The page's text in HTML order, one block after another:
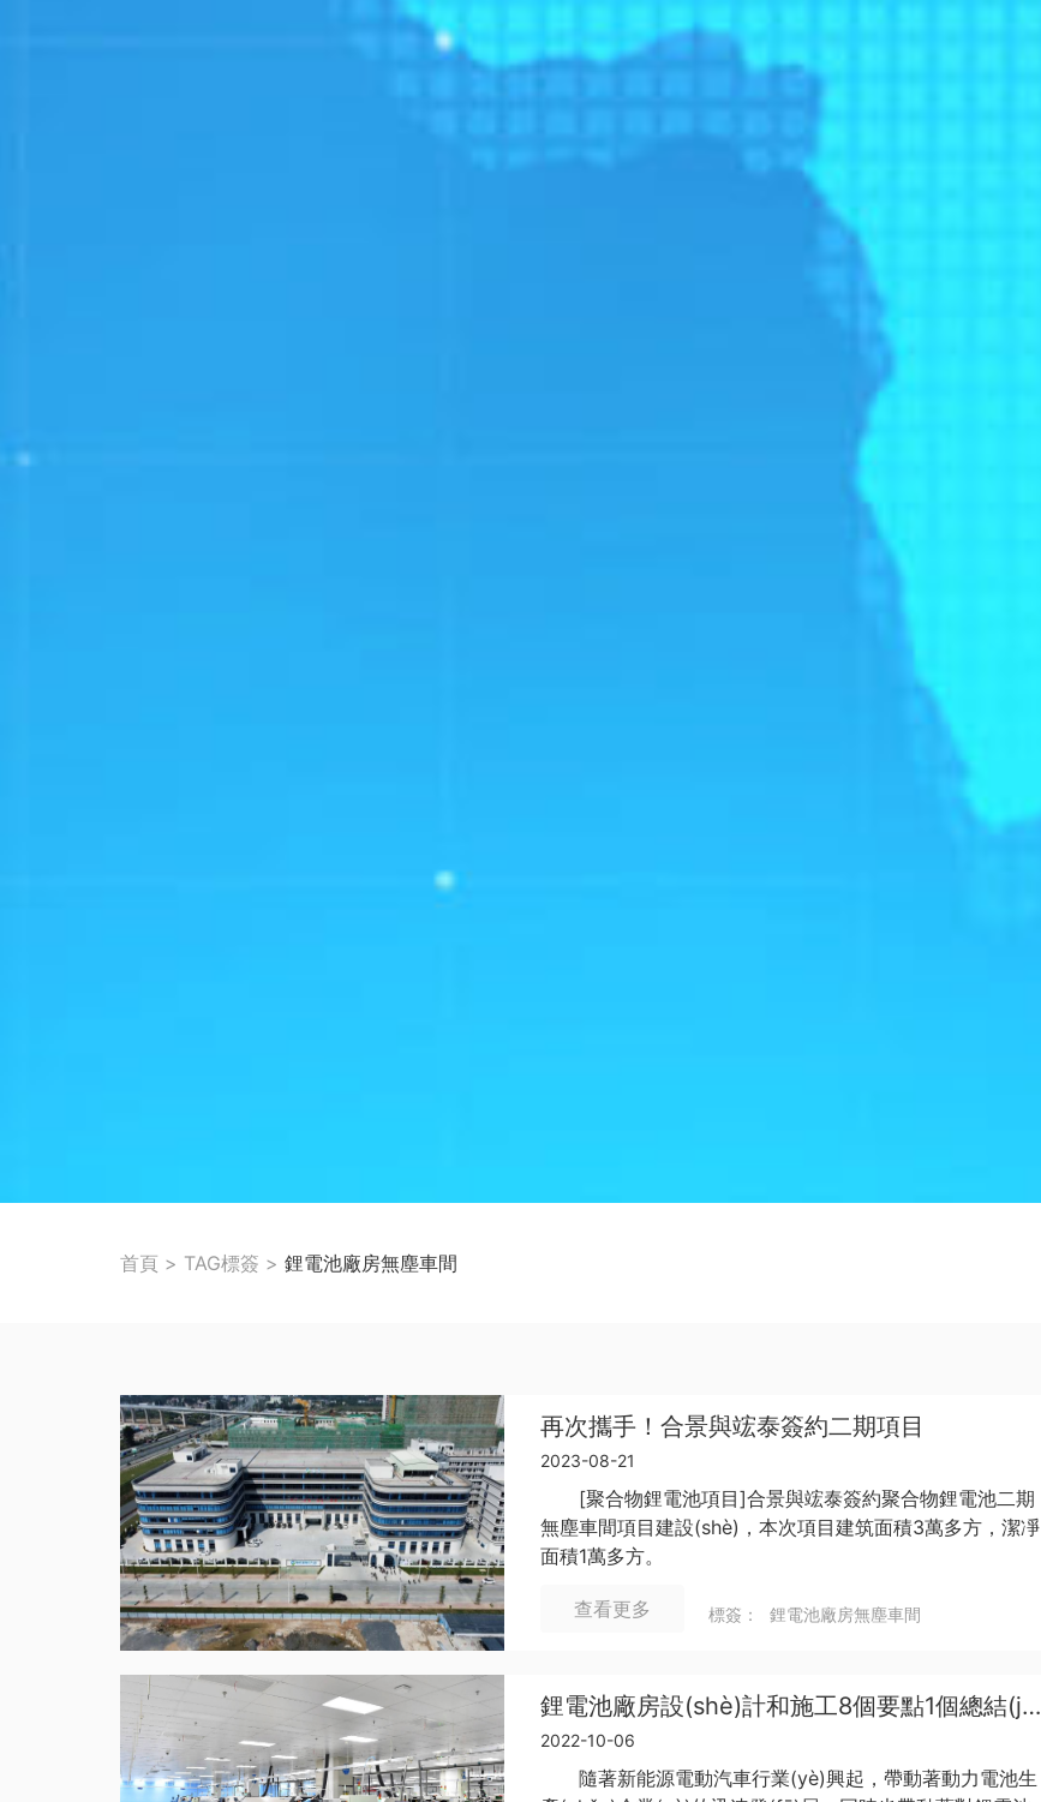
首頁 > TAG標簽 > 鋰電池廠房無塵車間
再次攜手！合景與竤泰簽約二期項目
2023-08-21
[聚合物鋰電池項目]合景與竤泰簽約聚合物鋰電池二期
無塵車間項目建設(shè)，本次項目建筑面積3萬多方，潔凈
面積1萬多方。
查看更多 標簽： 鋰電池廠房無塵車間
鋰電池廠房設(shè)計和施工8個要點1個總結(jié)建設(shè)方案
2022-10-06
隨著新能源電動汽車行業(yè)興起，帶動著動力電池生